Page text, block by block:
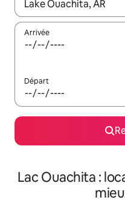
Lorsque les résultats
Arrivée
Départ
Lac Ouachita :